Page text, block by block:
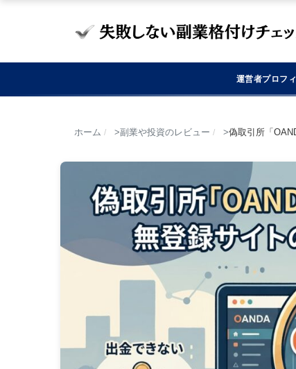
運営者プロフ
ホーム / 副業や投資のレビュー / 偽取引所「